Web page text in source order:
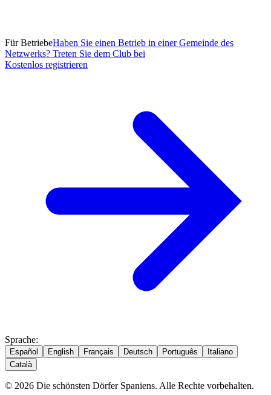
Für BetriebeHaben Sie einen Betrieb in einer Gemeinde des
Netzwerks? Treten Sie dem Club bei
Kostenlos registrieren
Sprache:
Español English Français Deutsch Português
Italiano
Català
© 2026 Die schönsten Dörfer Spaniens. Alle Rechte vorbehalten.